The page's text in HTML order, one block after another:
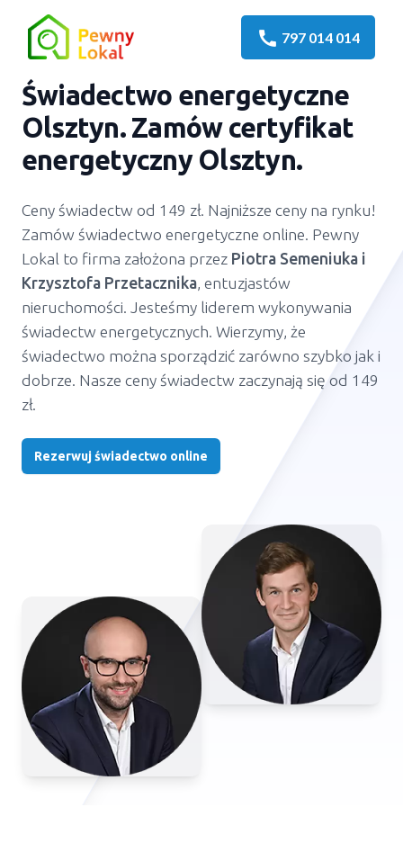
call 797 014 014
Świadectwo energetyczne
Olsztyn. Zamów certyfikat
energetyczny Olsztyn.
Ceny świadectw od 149 zł. Najniższe ceny na rynku!
Zamów świadectwo energetyczne online. Pewny
Lokal to firma założona przez Piotra Semeniuka i
Krzysztofa Przetacznika, entuzjastów
nieruchomości. Jesteśmy liderem wykonywania
świadectw energetycznych. Wierzymy, że
świadectwo można sporządzić zarówno szybko jak i
dobrze. Nasze ceny świadectw zaczynają się od 149
zł.
Rezerwuj świadectwo online